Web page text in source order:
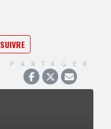
SUIVRE
PARTAGER